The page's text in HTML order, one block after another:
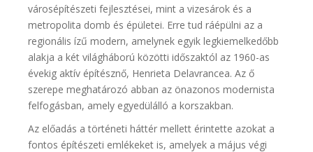
városépítészeti fejlesztései, mint a vizesárok és a
metropolita domb és épületei. Erre tud ráépülni az a
regionális ízű modern, amelynek egyik legkiemelkedőbb
alakja a két világháború közötti időszaktól az 1960-as
évekig aktív építésznő, Henrieta Delavrancea. Az ő
szerepe meghatározó abban az önazonos modernista
felfogásban, amely egyedülálló a korszakban.
Az előadás a történeti háttér mellett érintette azokat a
fontos építészeti emlékeket is, amelyek a május végi